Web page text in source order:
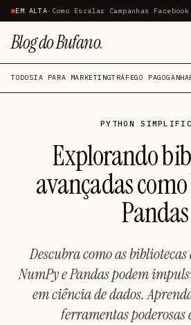
EM ALTA· Como Escalar Campanhas
Blog do Bufano.
TODOSIA PARA MARKETINGTRÁFEGO PAGO
PYTHON
Explorando
avançadas
Pandas
Descubra como as
NumPy e Pandas podem
em ciência de dados.
ferramentas poderosas